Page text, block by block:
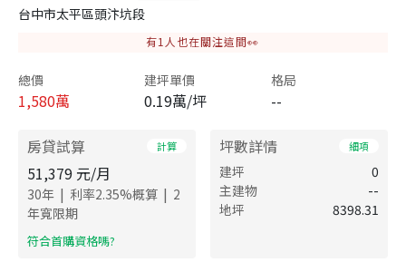
台中市太平區頭汴坑段
有1 人也在關注這間👀
總價
1,580萬
建坪單價
0.19萬/坪
格局
--
房貸試算 計算
51,379 元/月
30年 | 利率2.35%概算 | 2
年寬限期
​符合首購資格嗎?
坪數詳情 細項
建坪
0
主建物
--
地坪
8398.31